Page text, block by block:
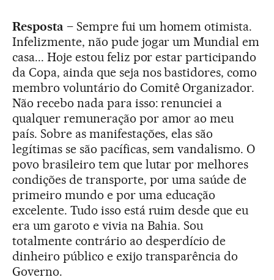
Resposta – Sempre fui um homem otimista.
Infelizmente, não pude jogar um Mundial em
casa... Hoje estou feliz por estar participando
da Copa, ainda que seja nos bastidores, como
membro voluntário do Comitê Organizador.
Não recebo nada para isso: renunciei a
qualquer remuneração por amor ao meu
país. Sobre as manifestações, elas são
legítimas se são pacíficas, sem vandalismo. O
povo brasileiro tem que lutar por melhores
condições de transporte, por uma saúde de
primeiro mundo e por uma educação
excelente. Tudo isso está ruim desde que eu
era um garoto e vivia na Bahia. Sou
totalmente contrário ao desperdício de
dinheiro público e exijo transparência do
Governo.